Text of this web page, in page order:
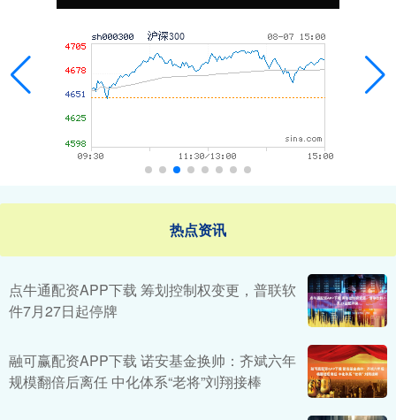
热点资讯
点牛通配资APP下载 筹划控制权变更，普联软
件7月27日起停牌
融可赢配资APP下载 诺安基金换帅：齐斌六年
规模翻倍后离任 中化体系“老将”刘翔接棒